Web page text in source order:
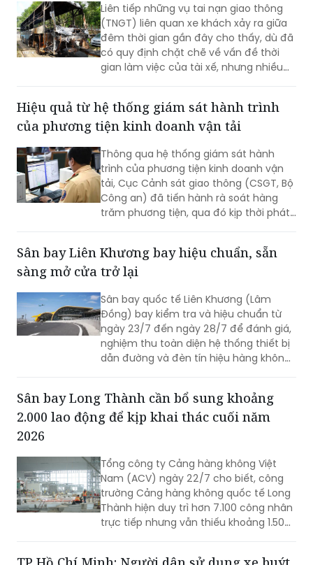
Liên tiếp những vụ tai nạn giao thông
(TNGT) liên quan xe khách xảy ra giữa
đêm thời gian gần đây cho thấy, dù đã
có quy định chặt chẽ về vấn đề thời
gian làm việc của tài xế, nhưng nhiều
thảm khốc.
Hiệu quả từ hệ thống giám sát hành trình
của phương tiện kinh doanh vận tải
Thông qua hệ thống giám sát hành
trình của phương tiện kinh doanh vận
tải, Cục Cảnh sát giao thông (CSGT, Bộ
Công an) đã tiến hành rà soát hàng
trăm phương tiện, qua đó kịp thời phát
Sân bay Liên Khương bay hiệu chuẩn, sẵn
sàng mở cửa trở lại
Sân bay quốc tế Liên Khương (Lâm
Đồng) bay kiểm tra và hiệu chuẩn từ
ngày 23/7 đến ngày 28/7 để đánh giá,
nghiệm thu toàn diện hệ thống thiết bị
dẫn đường và đèn tín hiệu hàng không
bay Liên Khương khai thác trở lại vào
ngày 19/8.
Sân bay Long Thành cần bổ sung khoảng
2.000 lao động để kịp khai thác cuối năm
2026
Tổng công ty Cảng hàng không Việt
Nam (ACV) ngày 22/7 cho biết, công
trường Cảng hàng không quốc tế Long
Thành hiện duy trì hơn 7.100 công nhân
trực tiếp nhưng vẫn thiếu khoảng 1.500